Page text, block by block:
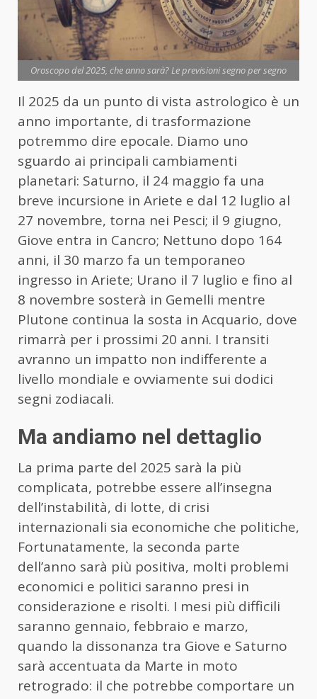
Oroscopo del 2025, che anno sarà? Le previsioni segno per segno
Il 2025 da un punto di vista astrologico è un
anno importante, di trasformazione
potremmo dire epocale. Diamo uno
sguardo ai principali cambiamenti
planetari: Saturno, il 24 maggio fa una
breve incursione in Ariete e dal 12 luglio al
27 novembre, torna nei Pesci; il 9 giugno,
Giove entra in Cancro; Nettuno dopo 164
anni, il 30 marzo fa un temporaneo
ingresso in Ariete; Urano il 7 luglio e fino al
8 novembre sosterà in Gemelli mentre
Plutone continua la sosta in Acquario, dove
rimarrà per i prossimi 20 anni. I transiti
avranno un impatto non indifferente a
livello mondiale e ovviamente sui dodici
segni zodiacali.
Ma andiamo nel dettaglio
La prima parte del 2025 sarà la più
complicata, potrebbe essere all’insegna
dell’instabilità, di lotte, di crisi
internazionali sia economiche che politiche,
Fortunatamente, la seconda parte
dell’anno sarà più positiva, molti problemi
economici e politici saranno presi in
considerazione e risolti. I mesi più difficili
saranno gennaio, febbraio e marzo,
quando la dissonanza tra Giove e Saturno
sarà accentuata da Marte in moto
retrogrado: il che potrebbe comportare un